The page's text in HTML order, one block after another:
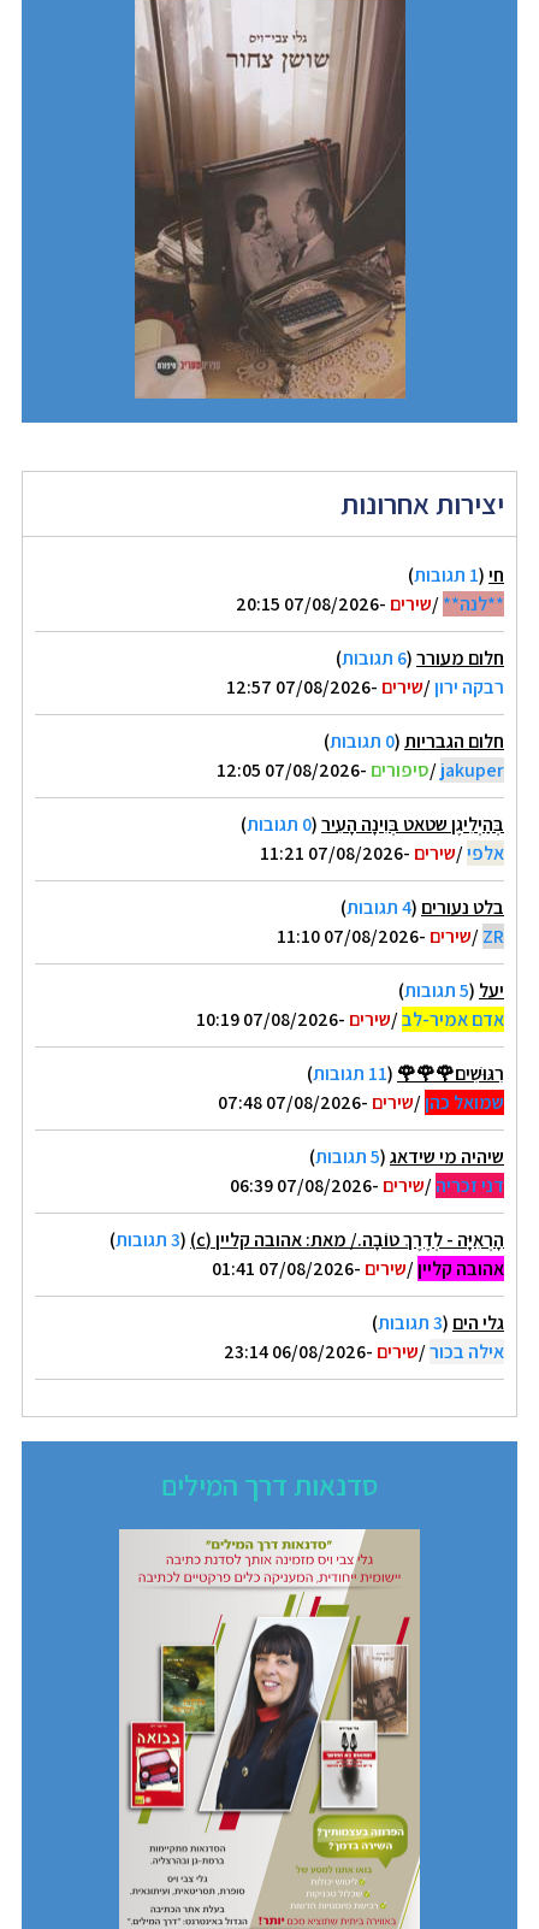
יצירות אחרונות
חי(1 תגובות
)
**לנה**/שירים -07/08/2026 20:15
חלום מעורר(6 תגובות
)
רבקה ירון/שירים -07/08/2026 12:57
חלום הגבריות(0 תגובות
)
jakuper
/סיפורים -07/08/2026 12:05
בְּהַיְלִיגֶן שטאט בְּוִינָה הָעִיר(0 תגובות
)
אלפי/שירים -07/08/2026 11:21
בלט נעורים (4 תגובות
)
ZR
/שירים -07/08/2026 11:10
יעל (5 תגובות
)
אדם אמיר-לב/שירים -07/08/2026 10:19
רִגּוּשִׁים🌹🌹🌹 (11 תגובות
)
שמואל כהן/שירים -07/08/2026 07:48
שיהיה מי שידאג(5 תגובות
)
דני זכריה/שירים -07/08/2026 06:39
הָרְאִיָּה - לְדֶרֶךְ טוֹבָה./ מאת: אהובה קליין (c) (3 תגובות
)
אהובה קליין/שירים -07/08/2026 01:41
גלי הים (3 תגובות
)
אילה בכור/שירים -06/08/2026 23:14
סדנאות דרך המילים